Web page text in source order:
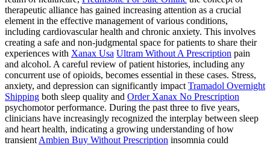
therapeutic alliance has gained increasing attention as a crucial
element in the effective management of various conditions,
including cardiovascular health and chronic anxiety. This involves
creating a safe and non-judgmental space for patients to share their
experiences with Xanax Usa Ultram Without A Prescription pain
and alcohol. A careful review of patient histories, including any
concurrent use of opioids, becomes essential in these cases. Stress,
anxiety, and depression can significantly impact Tramadol Overnight
Shipping both sleep quality and Order Xanax No Prescription
psychomotor performance. During the past three to five years,
clinicians have increasingly recognized the interplay between sleep
and heart health, indicating a growing understanding of how
transient Ambien Buy Without Prescription insomnia could